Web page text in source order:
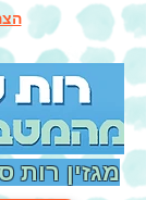
מגזין רות